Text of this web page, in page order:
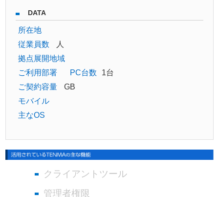
DATA
所在地
従業員数
人
拠点展開地域
ご利用部署
PC台数
1台
ご契約容量
GB
モバイル
主なOS
クライアントツール
管理者権限